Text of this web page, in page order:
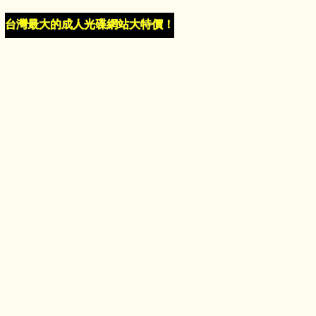
台灣最大的成人光碟網站大特價！